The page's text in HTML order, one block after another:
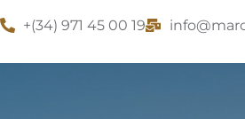
+(34) 971 45 00 19